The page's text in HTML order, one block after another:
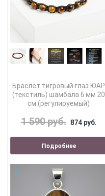
Браслет тигровый глаз ЮАР
(текстиль) шамбала 6 мм 20
см (регулируемый)
1 590 руб. 874 руб.
Подробнее